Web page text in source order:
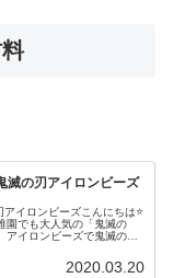
の刃アイロンビーズ
イロンビーズこんにちは⭐
園でも大人気の「鬼滅の
イロンビーズで鬼滅の刃
2020.03.20